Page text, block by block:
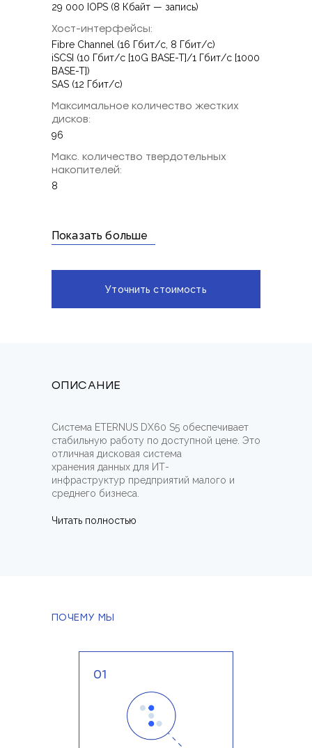
29 000 IOPS (8 Кбайт — запись)
Хост-интерфейсы:
Fibre Channel (16 Гбит/с, 8 Гбит/с)
iSCSI (10 Гбит/с [10G BASE-T]/1 Гбит/с [1000
BASE-T])
SAS (12 Гбит/с)
Максимальное количество жестких
дисков:
96
Макс. количество твердотельных
накопителей:
8
Уточнить стоимость
Показать больше
ОПИСАНИЕ
Система ETERNUS DX60 S5 обеспечивает
стабильную работу по доступной цене. Это
отличная дисковая система
хранения данных для ИТ-
инфраструктур предприятий малого и
среднего бизнеса.
Читать полностью
ПОЧЕМУ МЫ
01